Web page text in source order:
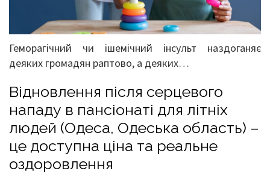
Геморагічний чи ішемічний інсульт наздоганяє
деяких громадян раптово, а деяких…
Відновлення після серцевого
нападу в пансіонаті для літніх
людей (Одеса, Одеська область) –
це доступна ціна та реальне
оздоровлення